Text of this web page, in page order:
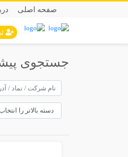
صفحه اصلی
جستجوی